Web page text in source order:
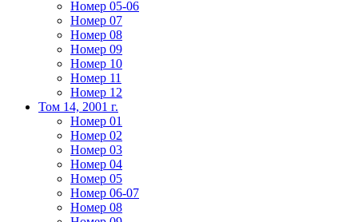
Номер 05-06
Номер 07
Номер 08
Номер 09
Номер 10
Номер 11
Номер 12
Том 14, 2001 г.
Номер 01
Номер 02
Номер 03
Номер 04
Номер 05
Номер 06-07
Номер 08